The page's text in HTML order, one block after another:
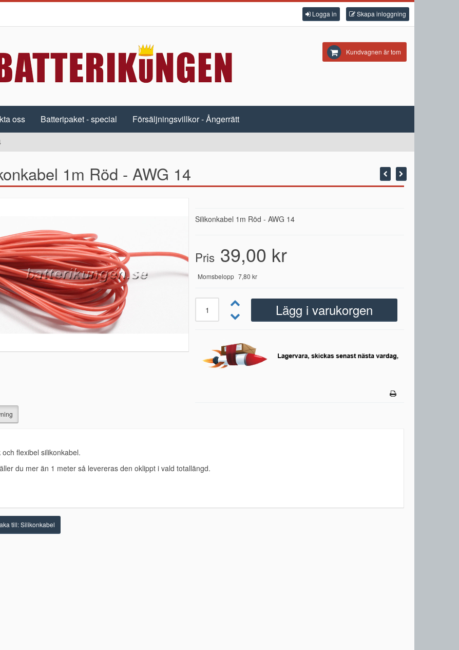
Logga in Skapa inloggning
Kundvagnen är tom
oss Batteripaket - special Försäljningsvillkor - Ångerrätt
1m Röd - AWG 14
Silikonkabel 1m Röd - AWG 14
Pris 39,00 kr
Momsbelopp 7,80 kr
och flexibel silikonkabel.
du mer än 1 meter så levereras den oklippt i vald totallängd.
till: Silikonkabel